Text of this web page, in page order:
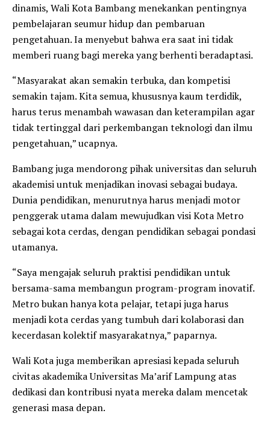
dinamis, Wali Kota Bambang menekankan pentingnya
pembelajaran seumur hidup dan pembaruan
pengetahuan. Ia menyebut bahwa era saat ini tidak
memberi ruang bagi mereka yang berhenti beradaptasi.
“Masyarakat akan semakin terbuka, dan kompetisi
semakin tajam. Kita semua, khususnya kaum terdidik,
harus terus menambah wawasan dan keterampilan agar
tidak tertinggal dari perkembangan teknologi dan ilmu
pengetahuan,” ucapnya.
Bambang juga mendorong pihak universitas dan seluruh
akademisi untuk menjadikan inovasi sebagai budaya.
Dunia pendidikan, menurutnya harus menjadi motor
penggerak utama dalam mewujudkan visi Kota Metro
sebagai kota cerdas, dengan pendidikan sebagai pondasi
utamanya.
“Saya mengajak seluruh praktisi pendidikan untuk
bersama-sama membangun program-program inovatif.
Metro bukan hanya kota pelajar, tetapi juga harus
menjadi kota cerdas yang tumbuh dari kolaborasi dan
kecerdasan kolektif masyarakatnya,” paparnya.
Wali Kota juga memberikan apresiasi kepada seluruh
civitas akademika Universitas Ma’arif Lampung atas
dedikasi dan kontribusi nyata mereka dalam mencetak
generasi masa depan.